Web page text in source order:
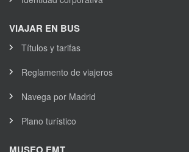
VIAJAR EN BUS
Títulos y tarifas
Reglamento de viajeros
Navega por Madrid
Plano turístico